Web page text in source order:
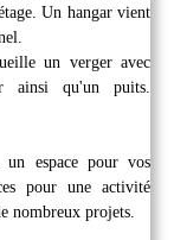
Un hangar vient
un verger avec
ainsi qu'un puits.
un espace pour vos
pour une activité
nombreux projets.